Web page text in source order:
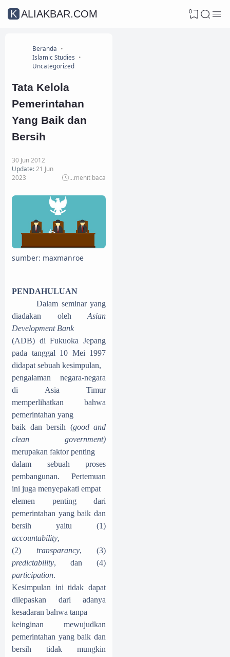
KALIAKBAR.COM 0
Beranda
Islamic Studies
Uncategorized
Tata Kelola
Pemerintahan
Yang Baik dan
Bersih
30 Jun 2012
Update: 21 Jun
2023
...menit baca
sumber: maxmanroe
PENDAHULUAN
Dalam seminar yang
diadakan oleh Asian
Development Bank
(ADB) di Fukuoka Jepang
pada tanggal 10 Mei 1997
didapat sebuah kesimpulan,
pengalaman negara-negara
di Asia Timur
memperlihatkan bahwa
pemerintahan yang
baik dan bersih (good and
clean government)
merupakan faktor penting
dalam sebuah proses
pembangunan. Pertemuan
ini juga menyepakati empat
elemen penting dari
pemerintahan yang baik dan
bersih yaitu (1)
accountability,
(2) transparancy, (3)
predictability, dan (4)
participation.
Kesimpulan ini tidak dapat
dilepaskan dari adanya
kesadaran bahwa tanpa
keinginan mewujudkan
pemerintahan yang baik dan
bersih tidak mungkin